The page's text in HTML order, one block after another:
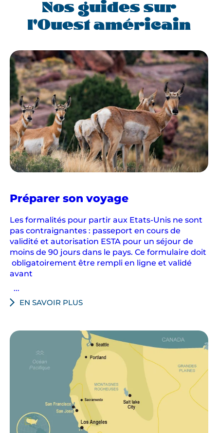
Nos guides sur
l'Ouest américain
Préparer son voyagedans
américain
Les formalités pour partir aux Etats-Unis ne sont
pas contraignantes : passeport en cours de
validité et autorisation ESTA pour un séjour de
moins de 90 jours dans le pays. Ce formulaire doit
obligatoirement être rempli en ligne et validé
avant
...
EN SAVOIR PLUS